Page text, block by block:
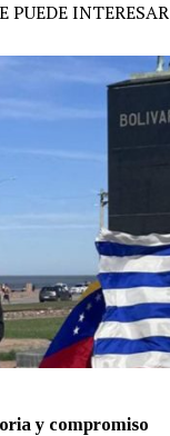
PUEDE INTERESAR
y compromiso